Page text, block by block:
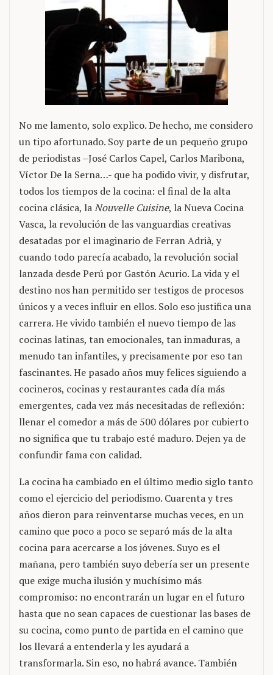
No me lamento, solo explico. De hecho, me considero
un tipo afortunado. Soy parte de un pequeño grupo
de periodistas –José Carlos Capel, Carlos Maribona,
Víctor De la Serna…- que ha podido vivir, y disfrutar,
todos los tiempos de la cocina: el final de la alta
cocina clásica, laNouvelle Cuisine, la Nueva Cocina
Vasca, la revolución de las vanguardias creativas
desatadas por el imaginario de Ferran Adrià, y
cuando todo parecía acabado, la revolución social
lanzada desde Perú por Gastón Acurio. La vida y el
destino nos han permitido ser testigos de procesos
únicos y a veces influir en ellos. Solo eso justifica una
carrera. He vivido también el nuevo tiempo de las
cocinas latinas, tan emocionales, tan inmaduras, a
menudo tan infantiles, y precisamente por eso tan
fascinantes. He pasado años muy felices siguiendo a
cocineros, cocinas y restaurantes cada día más
emergentes, cada vez más necesitadas de reflexión:
llenar el comedor a más de 500 dólares por cubierto
no significa que tu trabajo esté maduro. Dejen ya de
confundir fama con calidad.
La cocina ha cambiado en el último medio siglo tanto
como el ejercicio del periodismo. Cuarenta y tres
años dieron para reinventarse muchas veces, en un
camino que poco a poco se separó más de la alta
cocina para acercarse a los jóvenes. Suyo es el
mañana, pero también suyo debería ser un presente
que exige mucha ilusión y muchísimo más
compromiso: no encontrarán un lugar en el futuro
hasta que no sean capaces de cuestionar las bases de
su cocina, como punto de partida en el camino que
los llevará a entenderla y les ayudará a
transformarla. Sin eso, no habrá avance. También